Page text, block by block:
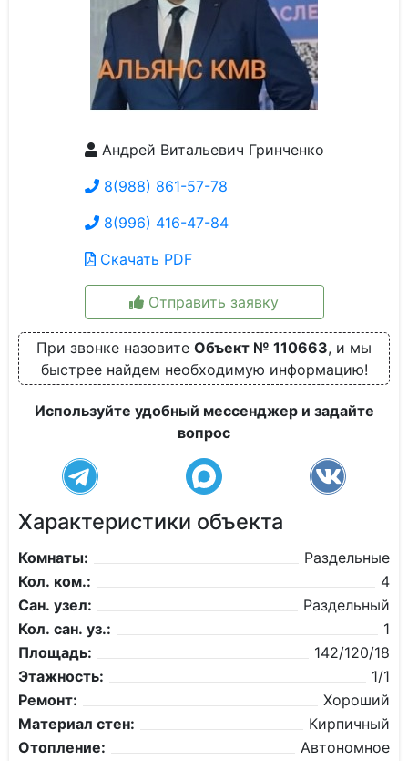
Андрей Витальевич Гринченко
8(988) 861-57-78
8(996) 416-47-84
Скачать PDF
Отправить заявку
При звонке назовите Объект № 110663, и мы
быстрее найдем необходимую информацию!
Используйте удобный мессенджер и задайте
вопрос
Характеристики объекта
Комнаты:
Раздельные
Кол. ком.:
4
Сан. узел:
Раздельный
Кол. сан. уз.:
1
Площадь:
142/120/18
Этажность:
1/1
Ремонт:
Хороший
Материал стен:
Кирпичный
Отопление:
Автономное